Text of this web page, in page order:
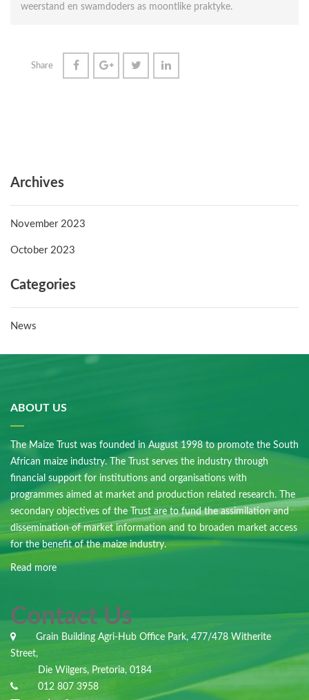
weerstand en swamdoders as moontlike praktyke.
Share
Archives
November 2023
October 2023
Categories
News
ABOUT US
The Maize Trust was founded in August 1998 to promote the South
African maize industry. The Trust serves the industry through
financial support for institutions and organisations with
programmes aimed at market and production related research. The
secondary objectives of the Trust are to fund the assimilation and
dissemination of market information and to broaden market access
for the benefit of the maize industry.
Read more
Contact Us
Grain Building Agri-Hub Office Park, 477/478 Witherite
Street,
Die Wilgers, Pretoria, 0184
012 807 3958